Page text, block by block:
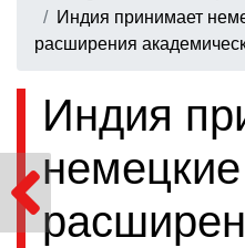
Индия принимает
расширения
Индия